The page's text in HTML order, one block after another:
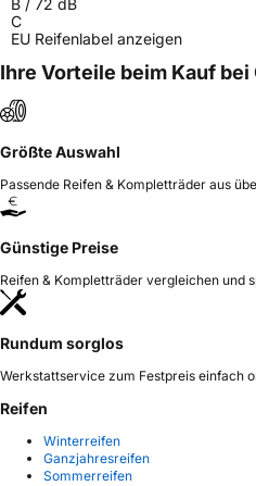
B / 72 dB
C
EU Reifenlabel anzeigen
Ihre Vorteile beim Kauf bei
Größte Auswahl
Passende Reifen & Kompletträder aus
Günstige Preise
Reifen & Kompletträder vergleichen und
Rundum sorglos
Werkstattservice zum Festpreis einfach
Reifen
Winterreifen
Ganzjahresreifen
Sommerreifen